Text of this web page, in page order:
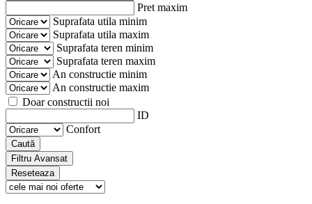
Pret maxim
Suprafata utila minim
Suprafata utila maxim
Suprafata teren minim
Suprafata teren maxim
An constructie minim
An constructie maxim
Doar constructii noi
ID
Confort
Caută
Filtru Avansat
Reseteaza